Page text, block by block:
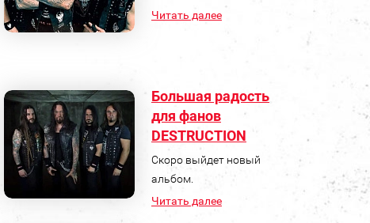
Читать далее
Большая радость
для фанов
DESTRUCTION
Скоро выйдет новый
альбом.
Читать далее